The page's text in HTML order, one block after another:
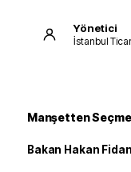
Yönetici
İstanbul
Manşetten
Bakan Hakan